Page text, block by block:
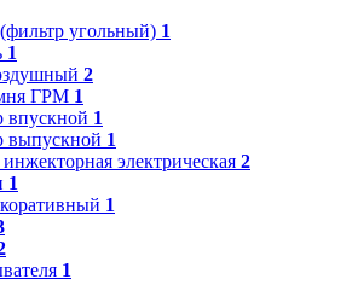
угольный) 1
1
2
ГРМ 1
впускной 1
выпускной 1
электрическая 2
1
1
1